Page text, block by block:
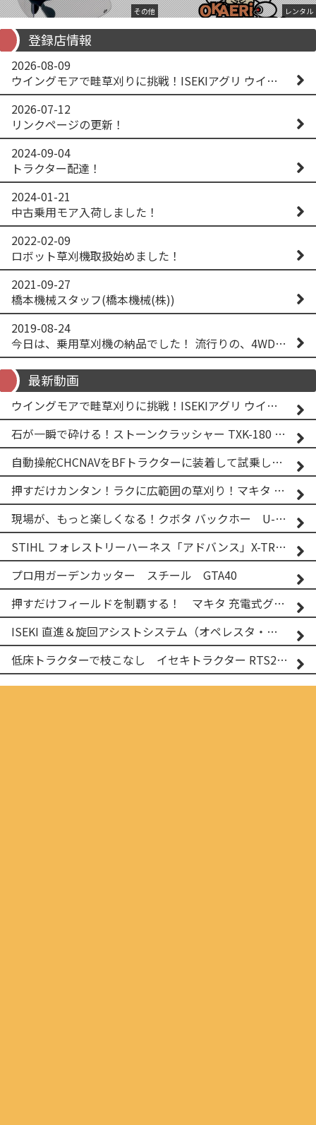
その他 レンタル
登録店情報
2026-08-09
ウイングモアで畦草刈りに挑戦！ISEKIアグリ ウイングモア WM746AF
2026-07-12
リンクページの更新！
2024-09-04
トラクター配達！
2024-01-21
中古乗用モア入荷しました！
2022-02-09
ロボット草刈機取扱始めました！
2021-09-27
橋本機械スタッフ(橋本機械(株))
2019-08-24
今日は、乗用草刈機の納品でした！ 流行りの、4WD！ #イセキアグリ #オーレック #四駆 #増税間近
最新動画
ウイングモアで畦草刈りに挑戦！ISEKIアグリ ウイングモア WM746AF
石が一瞬で砕ける！ストーンクラッシャー TXK-180 実演
自動操舵CHCNAVをBFトラクターに装着して試乗してみた！！ CHCNAV NX610
押すだけカンタン！ラクに広範囲の草刈り！マキタ バッテリー式草刈り機 MUG001G 2
現場が、もっと楽しくなる！クボタ バックホー U-25-3A
STIHL フォレストリーハーネス「アドバンス」X-TREEm
プロ用ガーデンカッター スチール GTA40
押すだけフィールドを制覇する！ マキタ 充電式グランドトリマー MUG001G
ISEKI 直進＆旋回アシストシステム（オペレスタ・ターン）搭載 イセキ 乗用田植機 PRJ8D-ZJL
低床トラクターで枝こなし イセキトラクター RTS205NS & フレールモア FNC1202F